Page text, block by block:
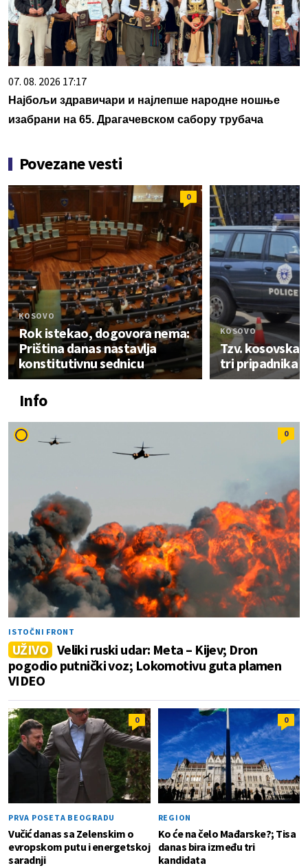
07. 08. 2026 17:17
Најбољи здравичари и најлепше народне ношње
изабрани на 65. Драгачевском сабору трубача
Povezane vesti
0
KOSOVO
Rok istekao, dogovora nema:
Priština danas nastavlja
konstitutivnu sednicu
KOSOVO
Tzv. kosovska
tri pripadnika
Info
0
ISTOČNI FRONT
UŽIVO Veliki ruski udar: Meta – Kijev; Dron
pogodio putnički voz; Lokomotivu guta plamen
VIDEO
0
PRVA POSETA BEOGRADU
Vučić danas sa Zelenskim o
evropskom putu i energetskoj
saradnji
0
REGION
Ko će na čelo Mađarske?; Tisa
danas bira između tri
kandidata